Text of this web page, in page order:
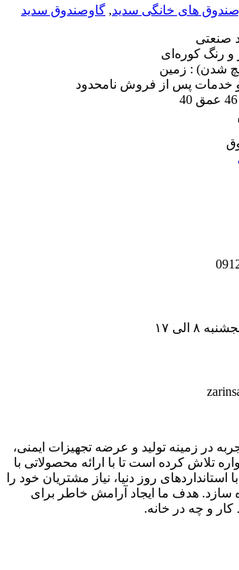
های خانگی سدید, گاوصندوق سدید
صنعتی
و رنگ کوره‌ای
شدن) : زمین
الی ۱۷
در زمینه تولید و عرضه تجهیزات ایمنی،
تلاش کرده است تا با ارائه محصولاتی با
روز دنیا، نیاز مشتریان خود را
سازد. هدف ما ایجاد آرامش خاطر برای
و چه در خانه.